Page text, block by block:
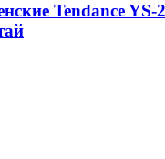
Tendance YS-